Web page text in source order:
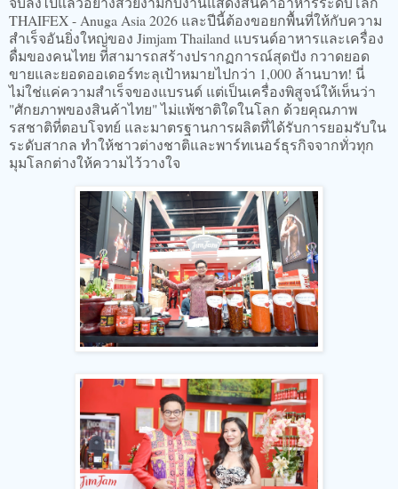
THAIFEX - Anuga Asia 2026 และปีนี้ต้องขอยกพื้นที่ให้กับความ
สำเร็จอันยิ่งใหญ่ของ Jimjam Thailand แบรนด์อาหารและเครื่อง
ดื่มของคนไทย ที่สามารถสร้างปรากฏการณ์สุดปัง กวาดยอด
ขายและยอดออเดอร์ทะลุเป้าหมายไปกว่า 1,000 ล้านบาท! นี่
ไม่ใช่แค่ความสำเร็จของแบรนด์ แต่เป็นเครื่องพิสูจน์ให้เห็นว่า
"ศักยภาพของสินค้าไทย" ไม่แพ้ชาติใดในโลก ด้วยคุณภาพ
รสชาติที่ตอบโจทย์ และมาตรฐานการผลิตที่ได้รับการยอมรับใน
ระดับสากล ทำให้ชาวต่างชาติและพาร์ทเนอร์ธุรกิจจากทั่วทุก
มุมโลกต่างให้ความไว้วางใจ